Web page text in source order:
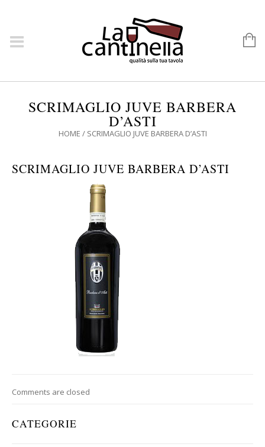
SCRIMAGLIO JUVE BARBERA
D’ASTI
HOME / SCRIMAGLIO JUVE BARBERA D’ASTI
SCRIMAGLIO JUVE BARBERA D’ASTI
Comments are closed
CATEGORIE